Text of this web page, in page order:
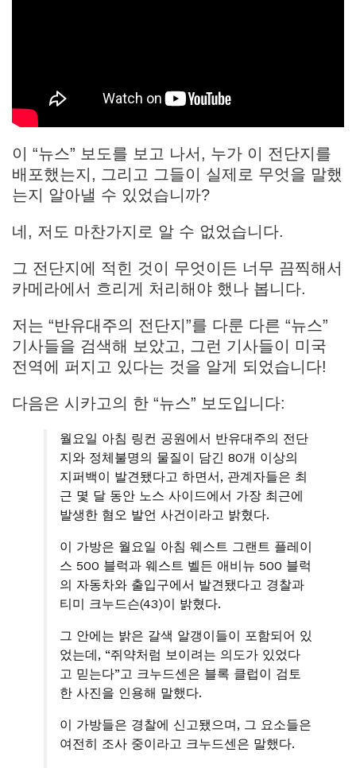
이 “뉴스” 보도를 보고 나서, 누가 이 전단지를
배포했는지, 그리고 그들이 실제로 무엇을 말했
는지 알아낼 수 있었습니까?
네, 저도 마찬가지로 알 수 없었습니다.
그 전단지에 적힌 것이 무엇이든 너무 끔찍해서
카메라에서 흐리게 처리해야 했나 봅니다.
저는 “반유대주의 전단지”를 다룬 다른 “뉴스”
기사들을 검색해 보았고, 그런 기사들이 미국
전역에 퍼지고 있다는 것을 알게 되었습니다!
다음은 시카고의 한 “뉴스” 보도입니다:
월요일 아침 링컨 공원에서 반유대주의 전단
지와 정체불명의 물질이 담긴 80개 이상의
지퍼백이 발견됐다고 하면서, 관계자들은 최
근 몇 달 동안 노스 사이드에서 가장 최근에
발생한 혐오 발언 사건이라고 밝혔다.
이 가방은 월요일 아침 웨스트 그랜트 플레이
스 500 블럭과 웨스트 벨든 애비뉴 500 블럭
의 자동차와 출입구에서 발견됐다고 경찰과
티미 크누드슨(43)이 밝혔다.
그 안에는 밝은 갈색 알갱이들이 포함되어 있
었는데, “쥐약처럼 보이려는 의도가 있었다
고 믿는다”고 크누드센은 블록 클럽이 검토
한 사진을 인용해 말했다.
이 가방들은 경찰에 신고됐으며, 그 요소들은
여전히 조사 중이라고 크누드센은 말했다.